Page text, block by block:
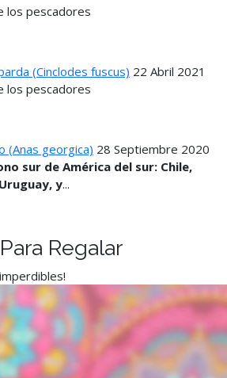
los pescadores
(Cinclodes fuscus) 22 Abril 2021
los pescadores
(Anas georgica) 28 Septiembre 2020
sur de América del sur: Chile,
y...
Regalar